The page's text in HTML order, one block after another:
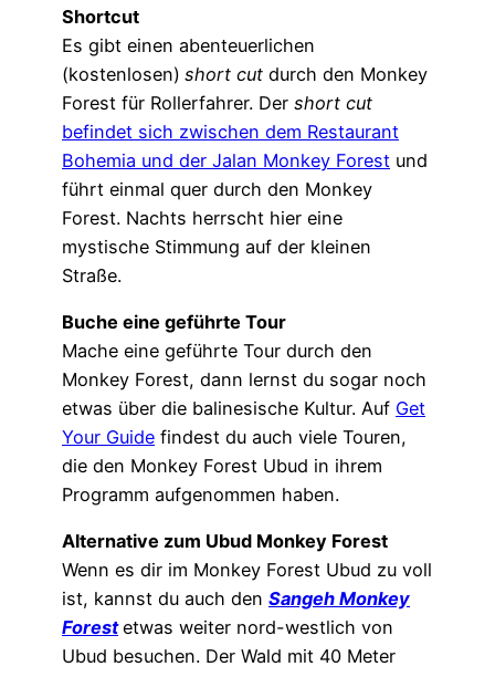
Shortcut
Es gibt einen abenteuerlichen
(kostenlosen) short cut durch den Monkey
Forest für Rollerfahrer. Der short cut
befindet sich zwischen dem Restaurant
Bohemia und der Jalan Monkey Forest und
führt einmal quer durch den Monkey
Forest. Nachts herrscht hier eine
mystische Stimmung auf der kleinen
Straße.
Buche eine geführte Tour
Mache eine geführte Tour durch den
Monkey Forest, dann lernst du sogar noch
etwas über die balinesische Kultur. Auf Get
Your Guide findest du auch viele Touren,
die den Monkey Forest Ubud in ihrem
Programm aufgenommen haben.
Alternative zum Ubud Monkey Forest
Wenn es dir im Monkey Forest Ubud zu voll
ist, kannst du auch den Sangeh Monkey
Forest etwas weiter nord-westlich von
Ubud besuchen. Der Wald mit 40 Meter